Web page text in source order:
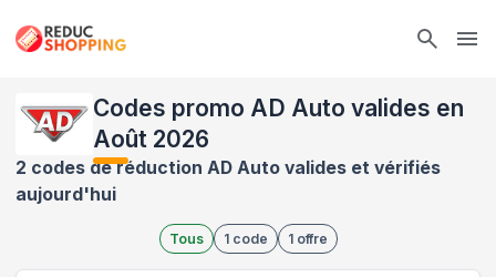
Codes promo AD Auto valides en
Août 2026
2 codes de réduction AD Auto valides et vérifiés
aujourd'hui
Tous 1 code 1 offre